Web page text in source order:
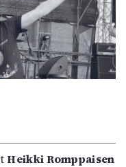
Heikki Romppaisen